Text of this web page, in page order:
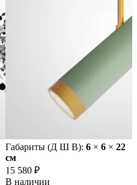
Габариты (Д Ш В): 6 × 6 × 22
cм
15 580 ₽
В наличии